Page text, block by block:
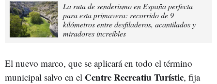
La ruta de senderismo en España perfecta
para esta primavera: recorrido de 9
kilómetros entre desfiladeros, acantilados y
miradores increíbles
El nuevo marco, que se aplicará en todo el término
municipal salvo en el Centre Recreatiu Turístic, fija